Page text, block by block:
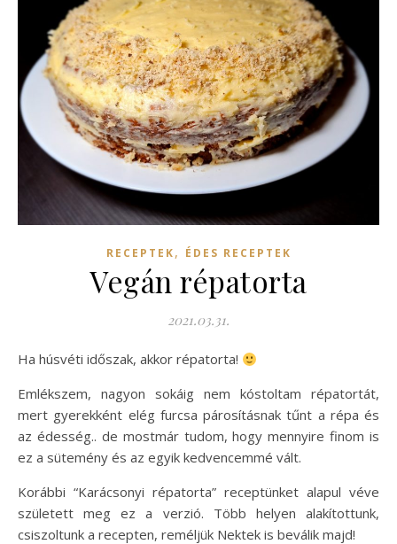
RECEPTEK, ÉDES RECEPTEK
Vegán répatorta
2021.03.31.
Ha húsvéti időszak, akkor répatorta!
Emlékszem, nagyon sokáig nem kóstoltam répatortát,
mert gyerekként elég furcsa párosításnak tűnt a répa és
az édesség.. de mostmár tudom, hogy mennyire finom is
ez a sütemény és az egyik kedvencemmé vált.
Korábbi “Karácsonyi répatorta” receptünket alapul véve
született meg ez a verzió. Több helyen alakítottunk,
csiszoltunk a recepten, reméljük Nektek is beválik majd!